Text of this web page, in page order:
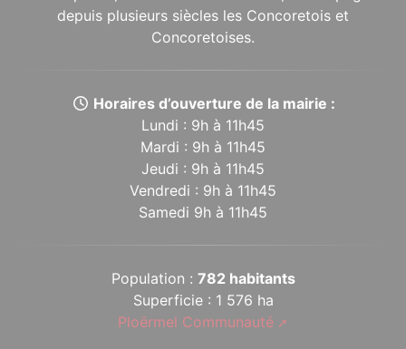
depuis plusieurs siècles les Concoretois et
Concoretoises.
Horaires d’ouverture de la mairie :
Lundi : 9h à 11h45
Mardi : 9h à 11h45
Jeudi : 9h à 11h45
Vendredi : 9h à 11h45
Samedi 9h à 11h45
Population : 782 habitants
Superficie : 1 576 ha
Ploërmel Communauté